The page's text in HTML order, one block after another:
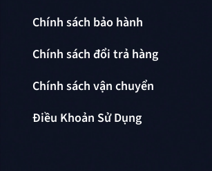
Chính sách bảo hành
Chính sách đổi trả hàng
Chính sách vận chuyển
Điều Khoản Sử Dụng